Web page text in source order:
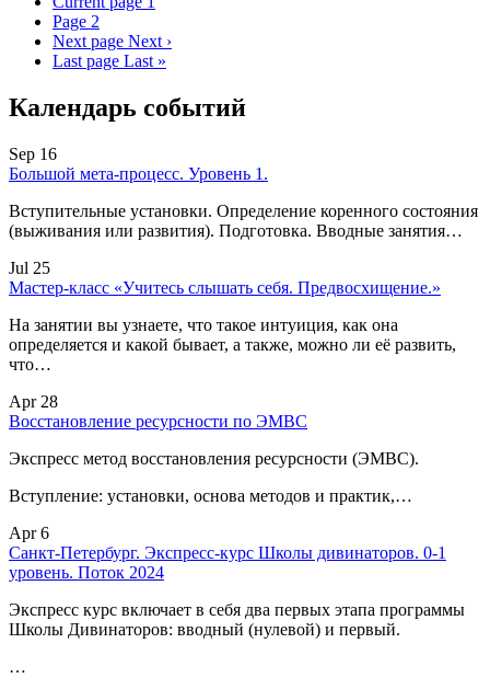
Page 2
Next page Next ›
Last page Last »
Календарь событий
Sep 16
Большой мета-процесс. Уровень 1.
Вступительные установки. Определение коренного состояния
(выживания или развития). Подготовка. Вводные занятия…
Jul 25
Мастер-класс «Учитесь слышать себя. Предвосхищение.»
На занятии вы узнаете, что такое интуиция, как она
определяется и какой бывает, а также, можно ли её развить,
что…
Apr 28
Восстановление ресурсности по ЭМВС
Экспресс метод восстановления ресурсности (ЭМВС).
Вступление: установки, основа методов и практик,…
Apr 6
Санкт-Петербург. Экспресс-курс Школы дивинаторов. 0-1
уровень. Поток 2024
Экспресс курс включает в себя два первых этапа программы
Школы Дивинаторов: вводный (нулевой) и первый.
…